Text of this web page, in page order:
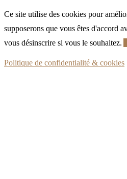
Ce site utilise des cookies pour
supposerons que vous êtes d'accord
vous désinscrire si vous le souhaitez.
Politique de confidentialité & cookies